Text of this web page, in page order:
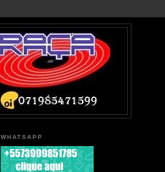
WHATSAPP